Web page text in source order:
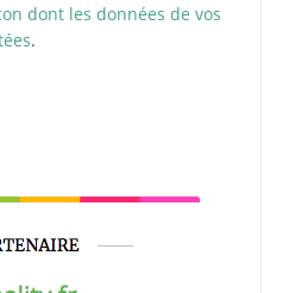
dont les données de vos
.